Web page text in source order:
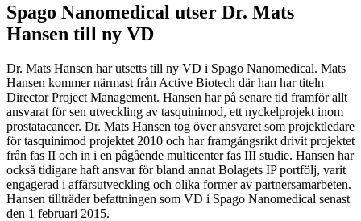
Spago Nanomedical utser Dr. Mats
Hansen till ny VD
Dr. Mats Hansen har utsetts till ny VD i Spago Nanomedical. Mats
Hansen kommer närmast från Active Biotech där han har titeln
Director Project Management. Hansen har på senare tid framför allt
ansvarat för sen utveckling av tasquinimod, ett nyckelprojekt inom
prostatacancer. Dr. Mats Hansen tog över ansvaret som projektledare
för tasquinimod projektet 2010 och har framgångsrikt drivit projektet
från fas II och in i en pågående multicenter fas III studie. Hansen har
också tidigare haft ansvar för bland annat Bolagets IP portfölj, varit
engagerad i affärsutveckling och olika former av partnersamarbeten.
Hansen tillträder befattningen som VD i Spago Nanomedical senast
den 1 februari 2015.